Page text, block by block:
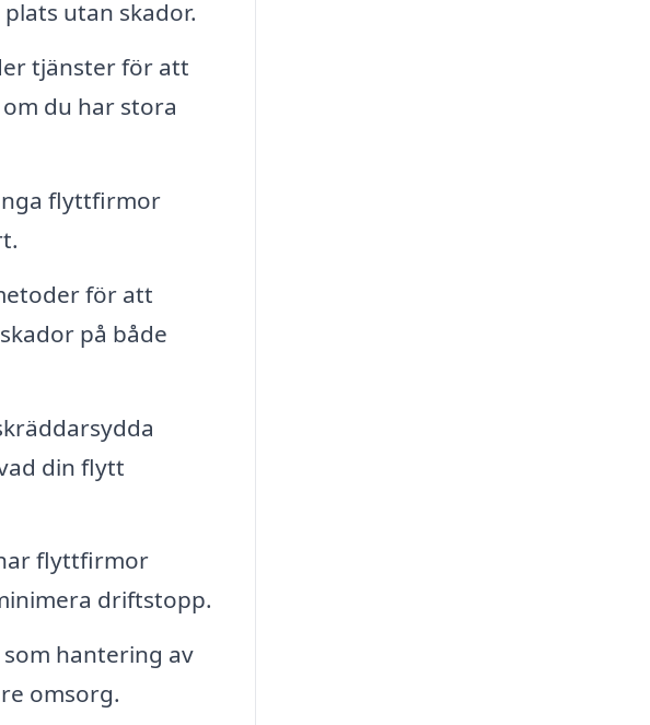
utan skador.
tjänster för att
du har stora
flyttfirmor
för att
på både
din flytt
flyttfirmor
driftstopp.
hantering av
omsorg.